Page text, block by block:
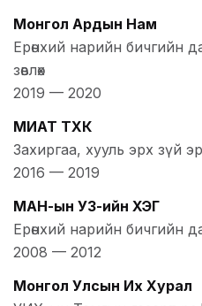
Монгол Ардын Нам
Ерөнхий нарийн бичгийн
зөвлөх
2019 — 2020
МИАТ ТӨХК
Захиргаа, хууль эрх зүй
2016 — 2019
МАН-ын УЗ-ийн ХЭГ
Ерөнхий нарийн бичгийн
2008 — 2012
Монгол Улсын Их Хурал